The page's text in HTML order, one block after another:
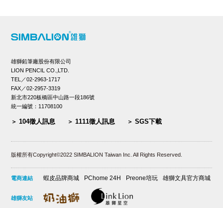
雄獅鉛筆廠股份有限公司
LION PENCIL CO.,LTD.
TEL／02-2963-1717
FAX／02-2957-3319
新北市220板橋區中山路一段186號
統一編號：11708100
104徵人訊息 1111徵人訊息 SGS下載
版權所有Copyright©2022 SIMBALION Taiwan Inc. All Rights Reserved.
電商連結 蝦皮品牌商城 PChome 24H Preone培玩 雄獅文具官方商城
雄獅友站